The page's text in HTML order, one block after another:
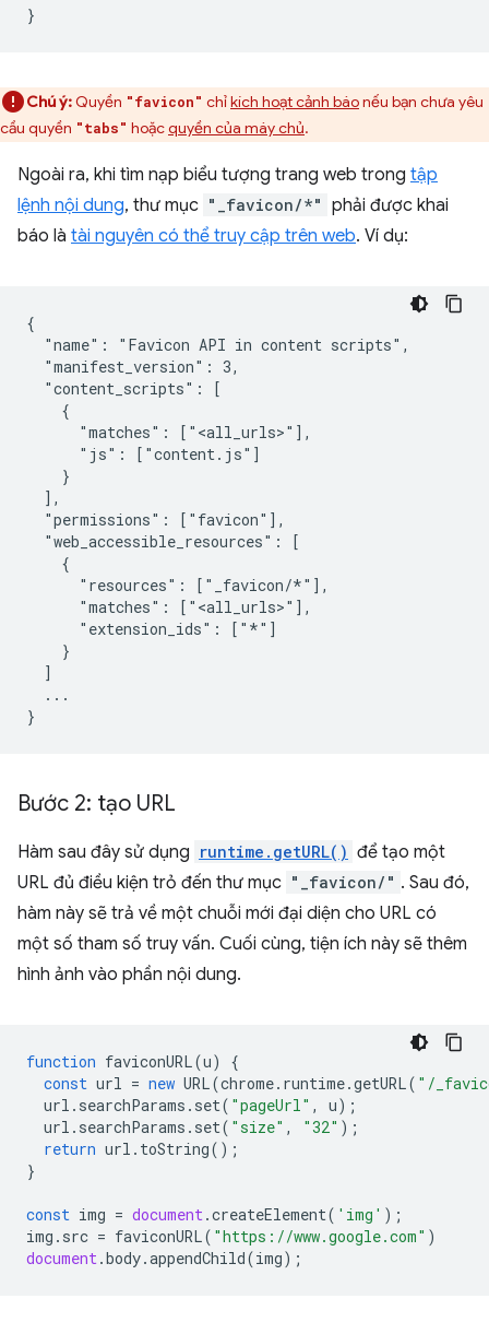
Chú ý:Quyền "favicon" chỉkích hoạt cảnh báonếu bạn chưa yêu
cầu quyền "tabs" hoặcquyền của máy chủ.
Ngoài ra, khi tìm nạp biểu tượng trang web trong tập
lệnh nội dung, thư mục "_favicon/*" phải được khai
báo là tài nguyên có thể truy cập trên web. Ví dụ:
{
  "name": "Favicon API in content scripts",
  "manifest_version": 3,
  "content_scripts": [
    {
      "matches": ["<all_urls>"],
      "js": ["content.js"]
    }
  ],
  "permissions": ["favicon"],
  "web_accessible_resources": [
    {
      "resources": ["_favicon/*"],
      "matches": ["<all_urls>"],
      "extension_ids": ["*"]
    }
  ]
  ...
Bước 2: tạo URL
Hàm sau đây sử dụng runtime.getURL() để tạo một
URL đủ điều kiện trỏ đến thư mục "_favicon/" . Sau đó,
hàm này sẽ trả về một chuỗi mới đại diện cho URL có
một số tham số truy vấn. Cuối cùng, tiện ích này sẽ thêm
hình ảnh vào phần nội dung.
function faviconURL(u)
{
const url = new URL(chrome. runtime.getURL( "/
url . searchParams . set( "pageUrl" , u);
url . searchParams . set( "size" , "32" );
return url . toString();
}
const img = document.createElement( 'img' );
img . src = faviconURL( "https://www.google.com" )
document.body.appendChild(img);